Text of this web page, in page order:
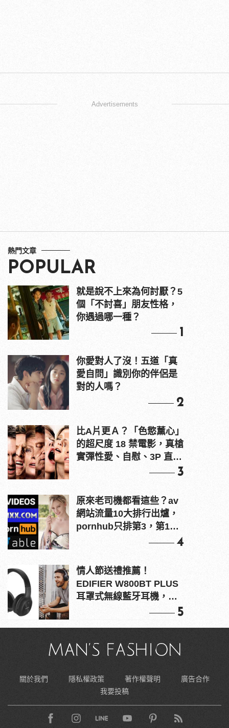
Advertisements
熱門文章
POPULAR
就是說不上來為何討厭？5
個「不討喜」朋友性格，
你遇過哪一種？
1
你愛對人了沒！五道「真
愛自問」識別你的伴侶是
對的人嗎？
2
比A片更Ａ？「色慾薰心」
的超尺度 18 禁電影，真槍
實彈性愛、自慰、3P 直接
3
原來老司機都看這些？av
網站流量10大排行出爐，
pornhub只排第3，第1名
4
情人節送禮推薦！
EDIFIER W800BT PLUS
耳罩式無線藍牙耳機，在
5
關於我們 隱私權政策 著作權聲明
廣告合作
我要投稿